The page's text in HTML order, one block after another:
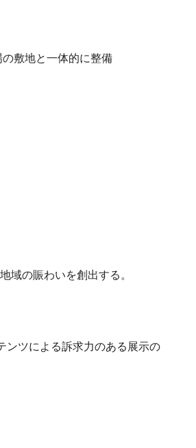
敷地と一体的に整備
域の賑わいを創出する。
ンツによる訴求力のある展示の